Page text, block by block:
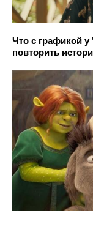
Что с графикой
повторить